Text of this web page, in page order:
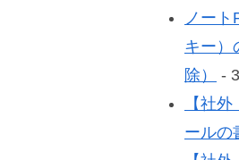
ノート
キー）
除）
-
【社
ールの